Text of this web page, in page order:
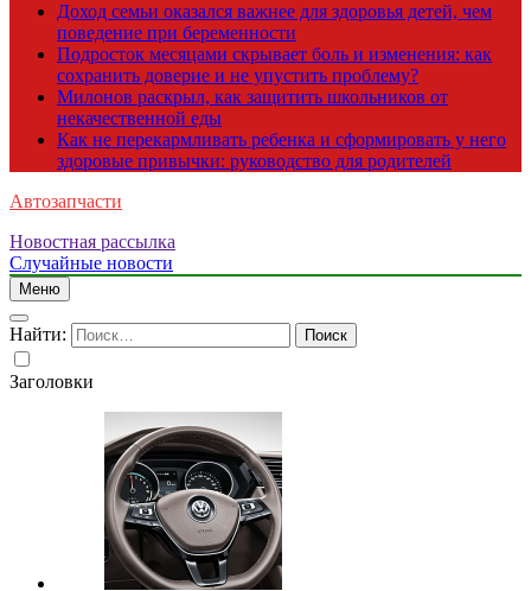
Доход семьи оказался важнее для здоровья детей, чем
поведение при беременности
Подросток месяцами скрывает боль и изменения: как
сохранить доверие и не упустить проблему?
Милонов раскрыл, как защитить школьников от
некачественной еды
Как не перекармливать ребенка и сформировать у него
здоровые привычки: руководство для родителей
Автозапчасти
Новостная рассылка
Случайные новости
Меню
Найти:
Заголовки